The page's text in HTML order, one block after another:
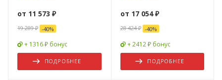
от 11 573 ₽
19 289 ₽ -40%
+ 1316 ₽ бонус
ПОДРОБНЕЕ
от 17 054 ₽
28 424 ₽ -40%
+ 2412 ₽ бонус
ПОДРОБНЕЕ